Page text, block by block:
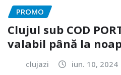
PROMO
Clujul sub COD
valabil până la
clujazi iun. 10, 2024